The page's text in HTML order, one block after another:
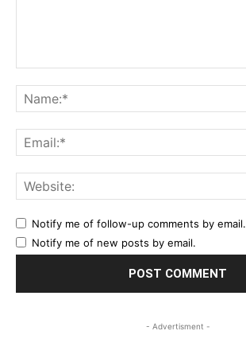
Notify me of follow-up comments by email.
Notify me of new posts by email.
- Advertisment -